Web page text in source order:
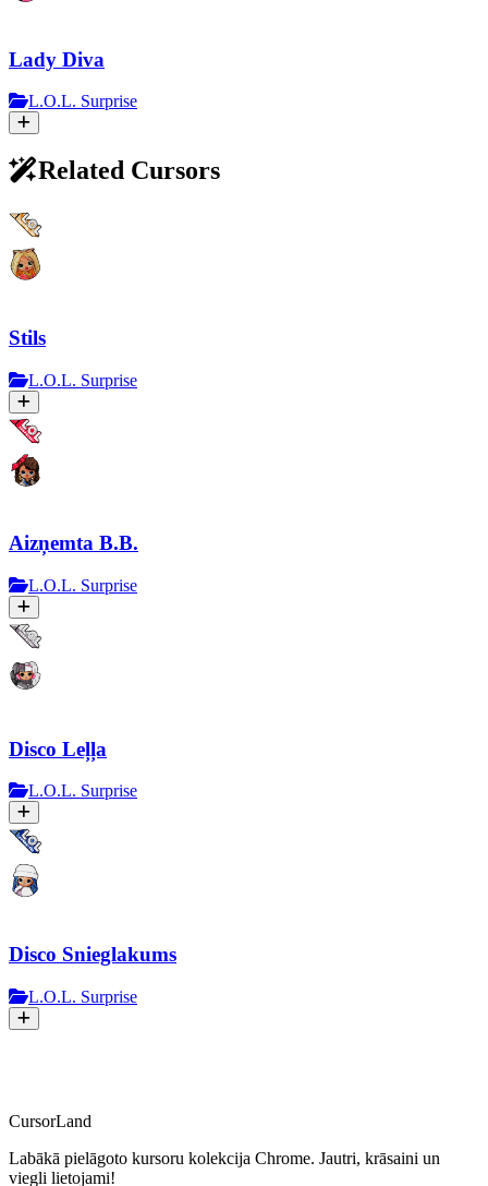
Lady Diva
L.O.L. Surprise
Related Cursors
Stils
L.O.L. Surprise
Aizņemta B.B.
L.O.L. Surprise
Disco Leļļa
L.O.L. Surprise
Disco Snieglakums
L.O.L. Surprise
CursorLand
Labākā pielāgoto kursoru kolekcija Chrome. Jautri, krāsaini un
viegli lietojami!